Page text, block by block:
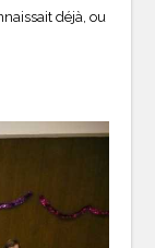
déjà, ou